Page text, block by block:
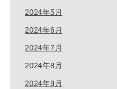
2024年5月
2024年6月
2024年7月
2024年8月
2024年9月